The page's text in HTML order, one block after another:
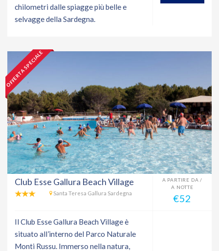
chilometri dalle spiagge più belle e
selvagge della Sardegna.
OFFERTA SPECIALE
Club Esse Gallura Beach Village
Santa Teresa Gallura Sardegna
A PARTIRE DA /
A NOTTE
€52
Il Club Esse Gallura Beach Village è
situato all’interno del Parco Naturale
Monti Russu. Immerso nella natura,